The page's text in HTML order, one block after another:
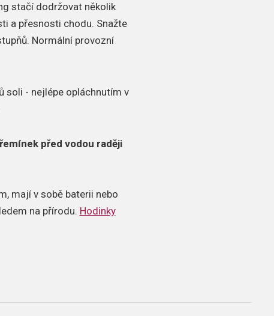
stačí dodržovat několik
a přesnosti chodu. Snažte
Normální provozní
soli - nejlépe opláchnutím v
před vodou raději
mají v sobě baterii nebo
na přírodu. Hodinky